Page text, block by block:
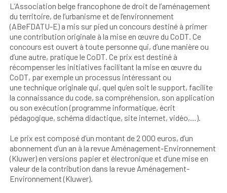
L’Association belge francophone de droit de l’aménagement
du territoire, de l’urbanisme et de l’environnement
(ABeFDATU-E) a mis sur pied un concours destiné à primer
une contribution originale à la mise en œuvre du CoDT. Ce
concours est ouvert à toute personne qui, d’une manière ou
d’une autre, pratique le CoDT. Ce prix est destiné à
récompenser les initiatives facilitant la mise en œuvre du
CoDT, par exemple un processus intéressant ou
une technique originale qui, quel qu’en soit le support, facilite
la connaissance du code, sa compréhension, son application
ou son exécution (programme informatique, écrit
pédagogique, schéma didactique, site internet, vidéo,…).
Le prix est composé d’un montant de 2 000 euros, d’un
abonnement d’un an à la revue Aménagement-Environnement
(Kluwer) en versions papier et électronique et d’une mise en
valeur de la contribution dans la revue Aménagement-
Environnement (Kluwer).